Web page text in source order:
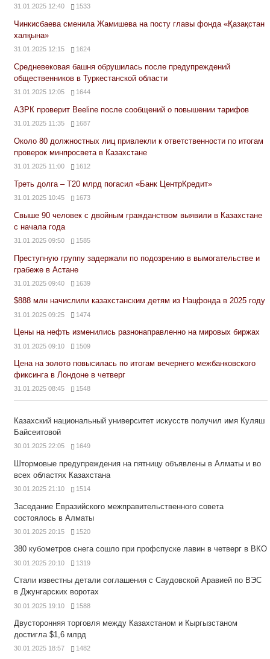
31.01.2025 12:40 1533
Чинкисбаева сменила Жамишева на посту главы фонда «Қазақстан
халқына»
31.01.2025 12:15 1624
Средневековая башня обрушилась после предупреждений
общественников в Туркестанской области
31.01.2025 12:05 1644
АЗРК проверит Beeline после сообщений о повышении тарифов
31.01.2025 11:35 1687
Около 80 должностных лиц привлекли к ответственности по итогам
проверок минпросвета в Казахстане
31.01.2025 11:00 1612
Треть долга – Т20 млрд погасил «Банк ЦентрКредит»
31.01.2025 10:45 1673
Свыше 90 человек с двойным гражданством выявили в Казахстане
с начала года
31.01.2025 09:50 1585
Преступную группу задержали по подозрению в вымогательстве и
грабеже в Астане
31.01.2025 09:40 1639
$888 млн начислили казахстанским детям из Нацфонда в 2025 году
31.01.2025 09:25 1474
Цены на нефть изменились разнонаправленно на мировых биржах
31.01.2025 09:10 1509
Цена на золото повысилась по итогам вечернего межбанковского
фиксинга в Лондоне в четверг
31.01.2025 08:45 1548
Казахский национальный университет искусств получил имя Куляш
Байсеитовой
30.01.2025 22:05 1649
Штормовые предупреждения на пятницу объявлены в Алматы и во
всех областях Казахстана
30.01.2025 21:10 1514
Заседание Евразийского межправительственного совета
состоялось в Алматы
30.01.2025 20:15 1520
380 кубометров снега сошло при профспуске лавин в четверг в ВКО
30.01.2025 20:10 1319
Стали известны детали соглашения с Саудовской Аравией по ВЭС
в Джунгарских воротах
30.01.2025 19:10 1588
Двусторонняя торговля между Казахстаном и Кыргызстаном
достигла $1,6 млрд
30.01.2025 18:57 1482